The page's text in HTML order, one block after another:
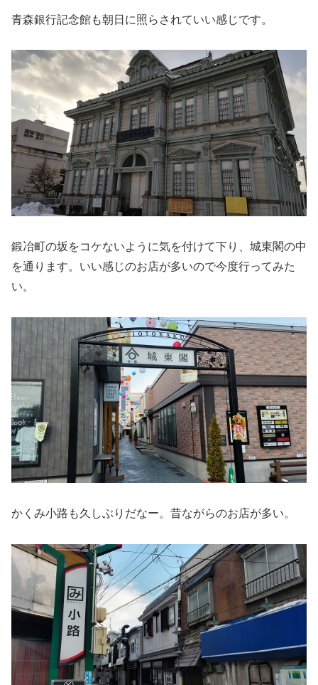
青森銀行記念館も朝日に照らされていい感じです。
鍛冶町の坂をコケないように気を付けて下り、城東閣の中
を通ります。いい感じのお店が多いので今度行ってみた
い。
かくみ小路も久しぶりだなー。昔ながらのお店が多い。